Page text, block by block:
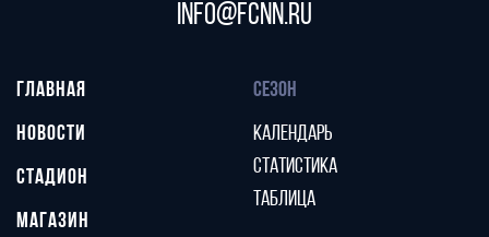
info@fcnn.ru
ГЛАВНАЯ
НОВОСТИ
СТАДИОН
МАГАЗИН
СЕЗОН
КАЛЕНДАРЬ
СТАТИСТИКА
ТАБЛИЦА